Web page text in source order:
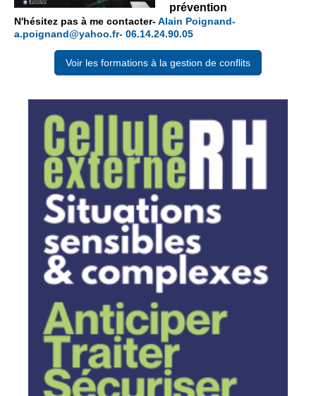
prévention
N'hésitez pas à me contacter-Alain Poignand-
a.poignand@yahoo.fr- 06.14.24.90.05
Voir les formations à la gestion de conflits